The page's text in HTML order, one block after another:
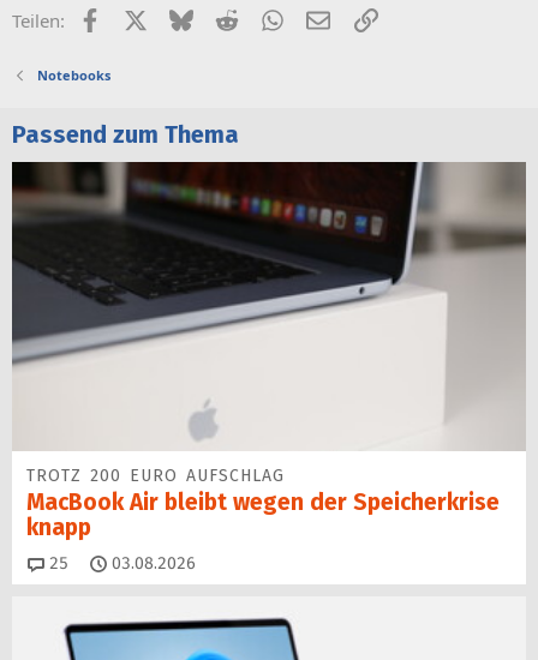
Teilen: FacebookX (Twitter)
BlueskyRedditWhatsApp
E-MailLink
Notebooks
Passend zum Thema
TROTZ 200 EURO AUFSCHLAG
MacBook Air bleibt wegen der Speicherkrise
knapp
25 Kommentare
03.08.2026